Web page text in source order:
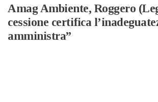
Amag Ambiente, Roggero
cessione certifica
amministra”